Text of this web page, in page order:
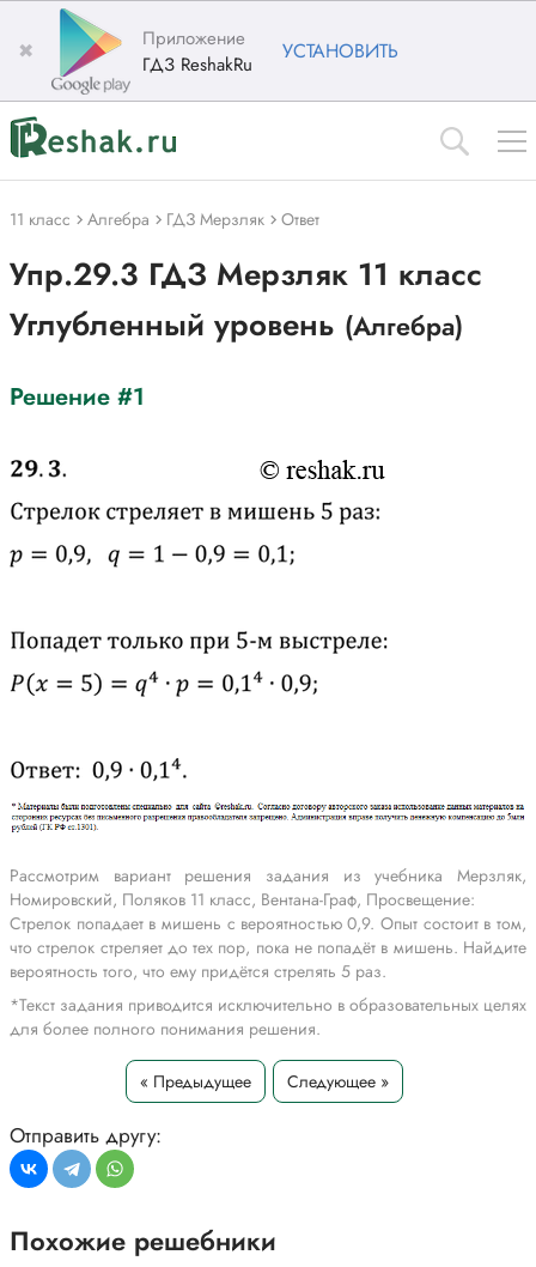
✖
Приложение
ГДЗ ReshakRu
УСТАНОВИТЬ
11 класс Алгебра ГДЗ Мерзляк Ответ
Упр.29.3 ГДЗ Мерзляк 11 класс
Углубленный уровень (Алгебра)
Решение #1
Рассмотрим вариант решения задания из учебника Мерзляк,
Номировский, Поляков 11 класс, Вентана-Граф, Просвещение:
Стрелок попадает в мишень с вероятностью 0,9. Опыт состоит в том,
что стрелок стреляет до тех пор, пока не попадёт в мишень. Найдите
вероятность того, что ему придётся стрелять 5 раз.
*Текст задания приводится исключительно в образовательных целях
для более полного понимания решения.
« Предыдущее Следующее »
Отправить другу:
Похожие решебники